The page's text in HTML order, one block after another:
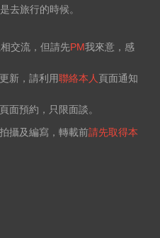
去旅行的時候。
交流，但請先PM我來意，感
新，請利用聯絡本人 頁面通知
頁面預約，只限面談。
攝及編寫，轉載前請先取得本